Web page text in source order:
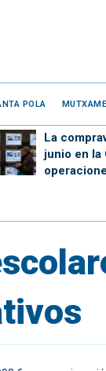
POLA
La
junio en la